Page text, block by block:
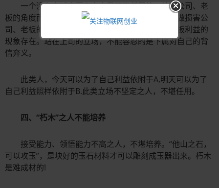
一个没有忠诚度而言之人是不能任用的。站在公司、老
板的角度而言，公司的职员必须对公司忠诚，不能做损害公
司、老板的利益。同时，也不能漠视损害公司、老板利益的
现象存在。站在上司的立场，不能容忍的是下属对自己的背
信弃义。
此类人，今天可以为了自己利益依附于A,明天可以为了
自己利益照样依附于B.此类立场不坚定之人，不堪任用。
四、“朽木”之人不能培养
接受能力、领悟能力不高之人，不堪培养。“他山之石，
可以攻玉”，是块好的玉石材料才可以雕刻成玉器出来。朽木
是难成材的!